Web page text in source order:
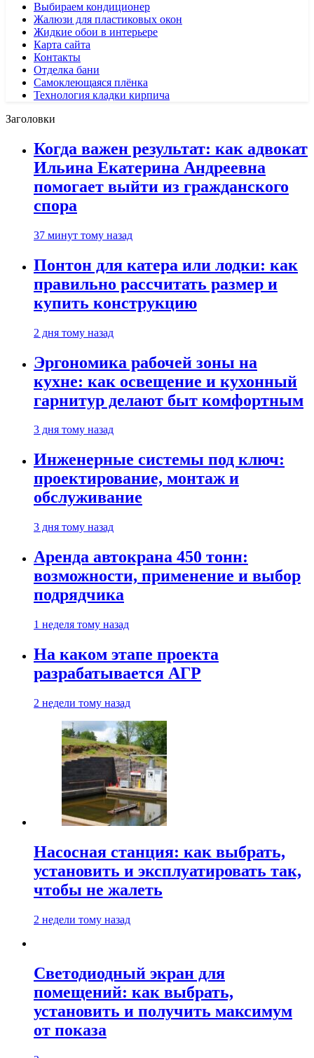
Выбираем кондиционер
Жалюзи для пластиковых окон
Жидкие обои в интерьере
Карта сайта
Контакты
Отделка бани
Самоклеющаяся плёнка
Технология кладки кирпича
Заголовки
Когда важен результат: как адвокат
Ильина Екатерина Андреевна
помогает выйти из гражданского
спора
37 минут тому назад
Понтон для катера или лодки: как
правильно рассчитать размер и
купить конструкцию
2 дня тому назад
Эргономика рабочей зоны на
кухне: как освещение и кухонный
гарнитур делают быт комфортным
3 дня тому назад
Инженерные системы под ключ:
проектирование, монтаж и
обслуживание
3 дня тому назад
Аренда автокрана 450 тонн:
возможности, применение и выбор
подрядчика
1 неделя тому назад
На каком этапе проекта
разрабатывается АГР
2 недели тому назад
Насосная станция: как выбрать,
установить и эксплуатировать так,
чтобы не жалеть
2 недели тому назад
Светодиодный экран для
помещений: как выбрать,
установить и получить максимум
от показа